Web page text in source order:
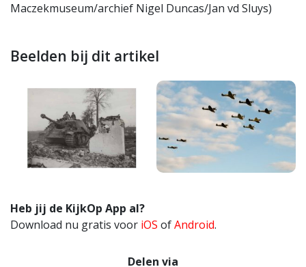
Maczekmuseum/archief Nigel Duncas/Jan vd Sluys)
Beelden bij dit artikel
Heb jij de KijkOp App al?
Download nu gratis voor iOS ofAndroid.
Delen via